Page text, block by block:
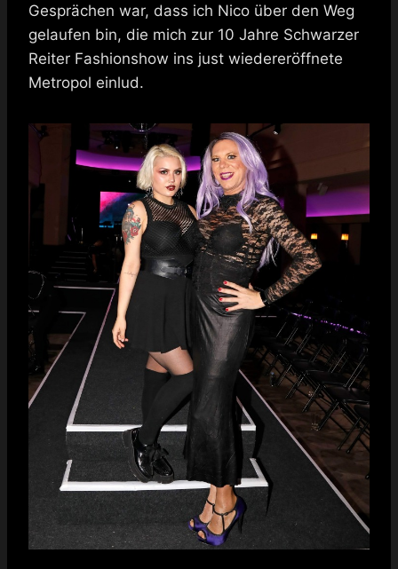
Gesprächen war, dass ich Nico über den Weg
gelaufen bin, die mich zur 10 Jahre Schwarzer
Reiter Fashionshow ins just wiedereröffnete
Metropol einlud.